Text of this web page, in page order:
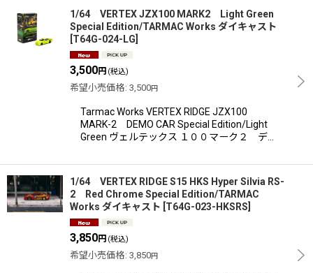
1/64 VERTEX JZX100 MARK2 Light Green
Special Edition/TARMAC Works ダイキャスト
T64G-024-LG
3,500円 (税込)
希望小売価格: 3,500円
Tarmac Works VERTEX RIDGE JZX100
MARK-2 DEMO CAR Special Edition/Light
Green ヴェルテックス １００マーク２ デ…
1/64 VERTEX RIDGE S15 HKS Hyper Silvia RS-
2 Red Chrome Special Edition/TARMAC
Works ダイキャスト T64G-023-HKSRS
3,850円 (税込)
希望小売価格: 3,850円